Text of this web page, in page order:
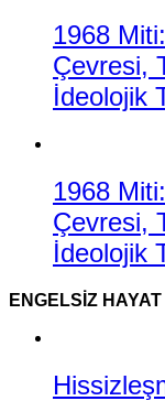
1968
Çevresi,
İdeolojik
1968
Çevresi,
İdeolojik
ENGELSIZ HAYAT